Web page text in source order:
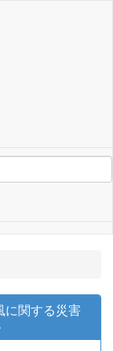
に関する災害